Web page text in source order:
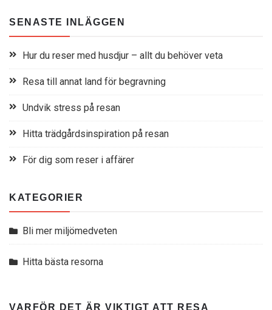
SENASTE INLÄGGEN
Hur du reser med husdjur – allt du behöver veta
Resa till annat land för begravning
Undvik stress på resan
Hitta trädgårdsinspiration på resan
För dig som reser i affärer
KATEGORIER
Bli mer miljömedveten
Hitta bästa resorna
VARFÖR DET ÄR VIKTIGT ATT RESA